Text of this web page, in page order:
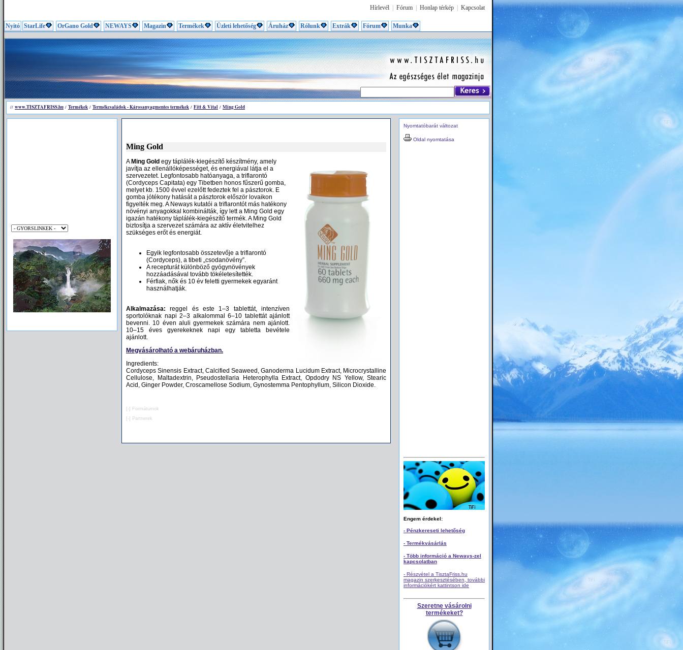
Hírlevél Fórum Honlap térkép Kapcsolat
Nyitó StarLife OrGano Gold NEWAYS Magazin Termékek Üzleti lehetőség Áruház Rólunk Extrák Fórum Munka
// www.TISZTAFRISS.hu / Termékek / Termékcsaládok - Károsanyagmentes termékek / Fitt & Vital / Ming Gold
Egészséges környezet
Ming Gold
A Ming Gold egy táplálék-kiegészítő készítmény, amely
javítja az ellenállóképességet, és energiával látja el a
szervezetet. Legfontosabb hatóanyaga, a triflarontó
(Cordyceps Capitata) egy Tibetben honos fűszerű gomba,
melyet kb. 1500 évvel ezelőtt fedeztek fel a pásztorok. E
gomba jótékony hatását a pásztorok először lovaikon
figyelték meg. A Neways kutatói a triflarontót más hatékony
növényi anyagokkal kombinálták, így lett a Ming Gold egy
igazán hatékony táplálék-kiegészítő termék. A Ming Gold
biztosítja a szervezet számára az aktív életvitelhez
szükséges erőt és energiát.
Egyik legfontosabb összetevője a triflarontó
(Cordyceps), a tibeti „csodanövény”.
A recepturát különböző gyógynövények
hozzáadásával tovább tökéletesítették.
Férfiak, nők és 10 év feletti gyermekek egyaránt
használhatják.
Alkalmazása:reggel és este 1–3 tablettát, intenzíven
sportolóknak napi 2–3 alkalommal 6–10 tablettát ajánlott
bevenni. 10 éven aluli gyermekek számára nem ajánlott.
10–15 éves gyerekeknek napi egy tabletta bevétele
ajánlott.
Megvásárolható a webáruházban.
Ingredients:
Cordyceps Sinensis Extract, Calcified Seaweed, Ganoderma Lucidum Extract, Microcrystalline
Cellulose, Maltadextrin, Pseudostellaria Heterophylla Extract, Opdodry NS Yellow, Stearic
Acid, Ginger Powder, Croscamellose Sodium, Gynostemma Pentophyllum, Silicon Dioxide.
[-]
Formátumok
[-]
Partnerek
Nyomtatóbarát változat
Oldal nyomtatása
Engem érdekel:
- Pénzkereseti lehetőség
- Termékvásárlás
- Több információ a Neways-zel
kapcsolatban
- Részvétel a TisztaFriss.hu
magazin szerkesztésében, további
információkért kattintson ide
Szeretne vásárolni
termékeket?